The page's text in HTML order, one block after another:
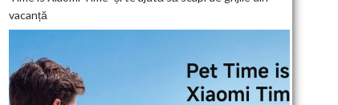
vacanță